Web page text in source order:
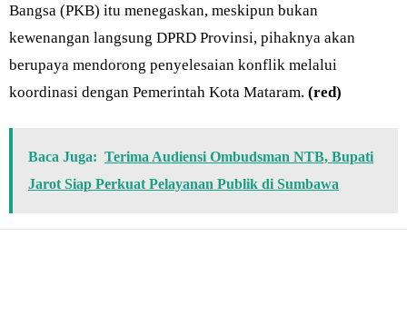
Bangsa (PKB) itu menegaskan, meskipun bukan
kewenangan langsung DPRD Provinsi, pihaknya akan
berupaya mendorong penyelesaian konflik melalui
koordinasi dengan Pemerintah Kota Mataram. (red)
Baca Juga: Terima Audiensi Ombudsman NTB, Bupati
Jarot Siap Perkuat Pelayanan Publik di Sumbawa